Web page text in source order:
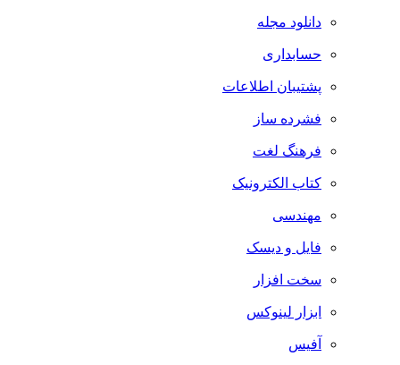
دانلود مجله
حسابداری
پشتیبان اطلاعات
فشرده ساز
فرهنگ لغت
کتاب الکترونیک
مهندسی
فایل و دیسک
سخت افزار
ابزار لینوکس
آفیس